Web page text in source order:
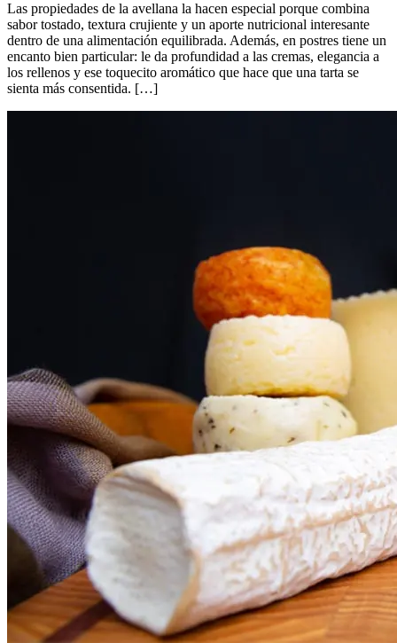
Las propiedades de la avellana la hacen especial porque combina
sabor tostado, textura crujiente y un aporte nutricional interesante
dentro de una alimentación equilibrada. Además, en postres tiene un
encanto bien particular: le da profundidad a las cremas, elegancia a
los rellenos y ese toquecito aromático que hace que una tarta se
sienta más consentida. […]